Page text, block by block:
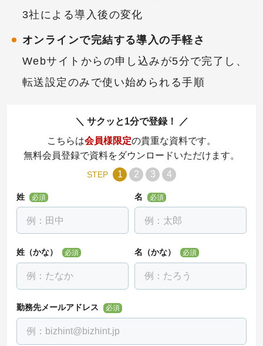
3社による導入後の変化
オンラインで完結する導入の手軽さ
Webサイトからの申し込みが5分で完了し、
転送設定のみで使い始められる手順
サクッと1分で登録！
こちらは会員様限定の貴重な資料です。
無料会員登録で資料をダウンロードいただけます。
STEP 1 2 3 4
姓 必須 名 必須
姓（かな） 必須 名（かな） 必須
勤務先メールアドレス 必須